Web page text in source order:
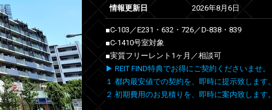
情報更新日 2026年8月6日
■C-103／E231・632・726／D-838・839
■C-1410号室対象
■実質フリーレント1ヶ月／相談可
▶ REIT FIND特典でお得にご契約くださいませ。
１.都内最安値での契約を、即時に提示致します。
２.初期費用のお見積りを、即時に案内致します。